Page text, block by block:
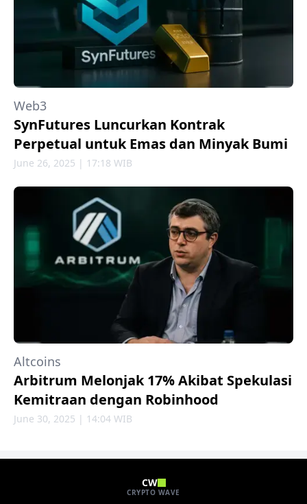
Web3
SynFutures Luncurkan Kontrak
Perpetual untuk Emas dan Minyak Bumi
June 26, 2025 | 17:18 WIB
Altcoins
Arbitrum Melonjak 17% Akibat Spekulasi
Kemitraan dengan Robinhood
June 30, 2025 | 14:04 WIB
CW
CRYPTO WAVE